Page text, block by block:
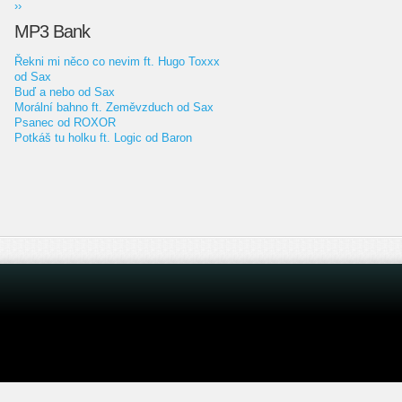
››
MP3 Bank
Řekni mi něco co nevim ft. Hugo Toxxx
od Sax
Buď a nebo od Sax
Morální bahno ft. Zeměvzduch od Sax
Psanec od ROXOR
Potkáš tu holku ft. Logic od Baron